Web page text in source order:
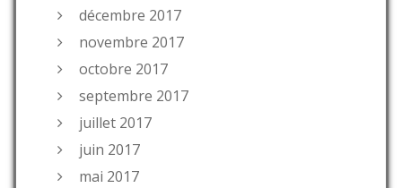
décembre 2017
novembre 2017
octobre 2017
septembre 2017
juillet 2017
juin 2017
mai 2017